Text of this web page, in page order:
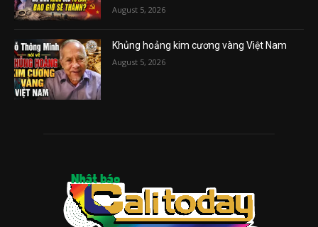
August 5, 2026
Khủng hoảng kim cương vàng Việt Nam
August 5, 2026